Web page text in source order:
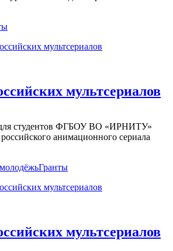
мультсериалов
для студентов ФГБОУ ВО «ИРНИТУ»
анимационного сериала
мультсериалов